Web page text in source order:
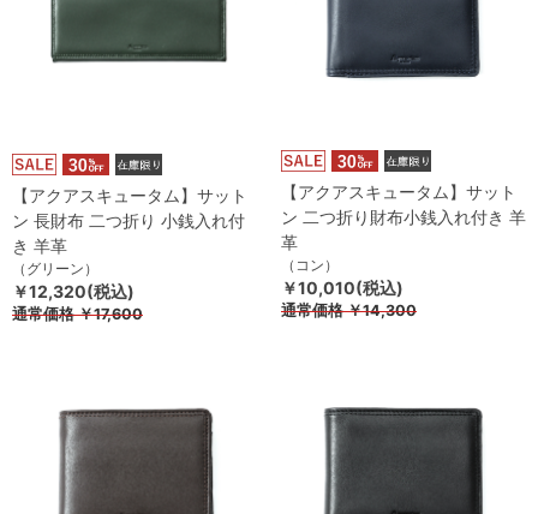
【アクアスキュータム】サット
ン 長財布 二つ折り 小銭入れ付
き 羊革
（グリーン）
￥12,320(税込)
通常価格￥17,600
【アクアスキュータム】サット
ン 二つ折り財布小銭入れ付き 羊
革
（コン）
￥10,010(税込)
通常価格￥14,300